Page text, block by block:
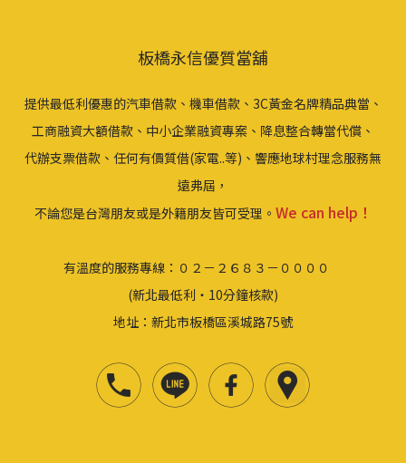
板橋永信優質當舖
提供最低利優惠的汽車借款、機車借款、3C黃金名牌精品典當、
工商融資大額借款、中小企業融資專案、降息整合轉當代償、
代辦支票借款、任何有價質借(家電..等)、響應地球村理念服務無
遠弗屆，
不論您是台灣朋友或是外籍朋友皆可受理。 We can help！
有溫度的服務專線：０２－２６８３－００００
(新北最低利‧10分鐘核款)
地址：新北市板橋區溪城路75號